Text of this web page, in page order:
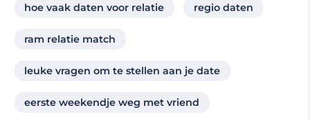
hoe vaak daten voor relatie regio daten
ram relatie match
leuke vragen om te stellen aan je date
eerste weekendje weg met vriend